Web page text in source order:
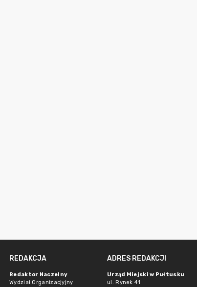
REDAKCJA
Redaktor Naczelny
Wydział Organizacjyjny
ADRES REDAKCJI
Urząd Miejski w Pułtusku
ul. Rynek 41